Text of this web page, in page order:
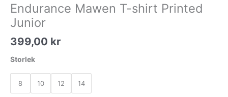
Endurance Mawen T-shirt Printed
Junior
399,00 kr
Storlek
8 10 12 14